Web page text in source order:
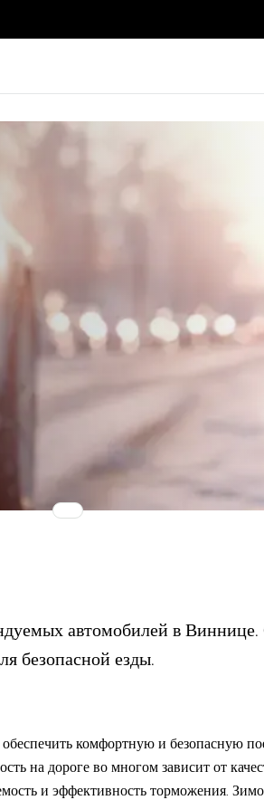
автомобилей в
безопасной езды.
комфортную и безопасную
на дороге во многом зависит от
и эффективность торможения.